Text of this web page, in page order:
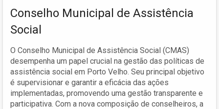
Conselho Municipal de Assistência
Social
O Conselho Municipal de Assistência Social (CMAS)
desempenha um papel crucial na gestão das políticas de
assistência social em Porto Velho. Seu principal objetivo
é supervisionar e garantir a eficácia das ações
implementadas, promovendo uma gestão transparente e
participativa. Com a nova composição de conselheiros, a